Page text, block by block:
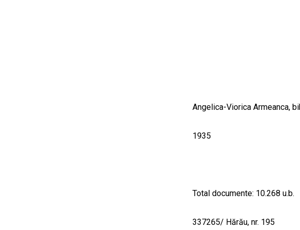
Angelica-Viorica Armeanca,
1935
Total documente: 10.268 u.b.
337265/ Hărău, nr. 195